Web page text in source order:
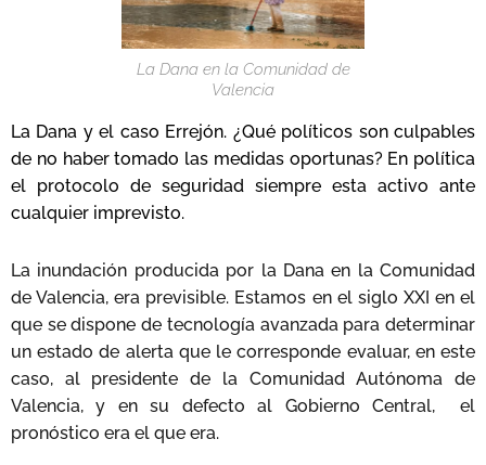
La Dana en la Comunidad de
Valencia
La Dana y el caso Errejón. ¿Qué políticos son culpables
de no haber tomado las medidas oportunas? En política
el protocolo de seguridad siempre esta activo ante
cualquier imprevisto.
La inundación producida por la Dana en la Comunidad
de Valencia, era previsible. Estamos en el siglo XXI en el
que se dispone de tecnología avanzada para determinar
un estado de alerta que le corresponde evaluar, en este
caso, al presidente de la Comunidad Autónoma de
Valencia, y en su defecto al Gobierno Central, el
pronóstico era el que era.